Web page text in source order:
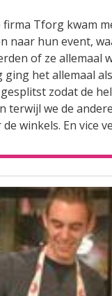
firma Tforg kwam
naar hun event,
of ze allemaal
ging het allemaal
zodat de
terwijl we de
winkels. En vice